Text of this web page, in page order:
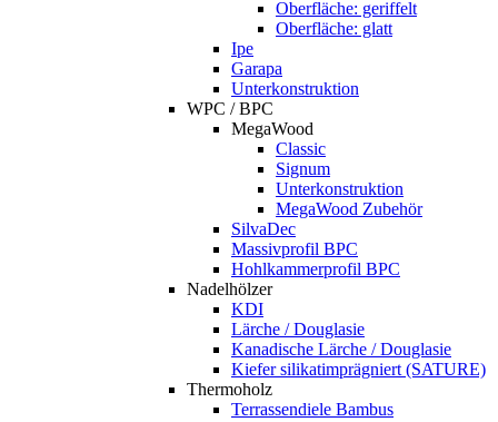
Oberfläche: geriffelt
Oberfläche: glatt
Ipe
Garapa
Unterkonstruktion
WPC / BPC
MegaWood
Classic
Signum
Unterkonstruktion
MegaWood Zubehör
SilvaDec
Massivprofil BPC
Hohlkammerprofil BPC
Nadelhölzer
KDI
Lärche / Douglasie
Kanadische Lärche / Douglasie
Kiefer silikatimprägniert (SATURE)
Thermoholz
Terrassendiele Bambus